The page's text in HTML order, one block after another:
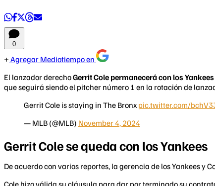
0
Agregar Mediotiempo en
El lanzador derechoGerrit Cole permanecerá con los
que seguirá siendo el pitcher número 1 en la rotación de
Gerrit Cole is staying in The Bronx pic.twitter.com/
— MLB (@MLB) November 4, 2024
Gerrit Cole se queda con los Yankees
De acuerdo con varios reportes, la gerencia de los Yankees y